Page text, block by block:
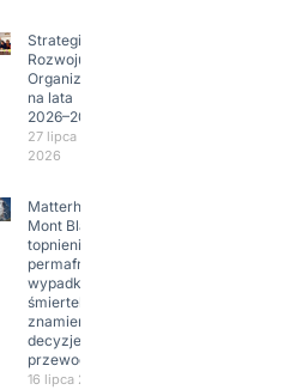
Strategia
Rozwoju
Organizacji
na lata
2026–2029
27 lipca
2026
Matterhorn i
Mont Blanc:
topnienie
permafrost,
wypadki
śmiertelne,
znamienne
decyzje
przewodników
16 lipca 2026